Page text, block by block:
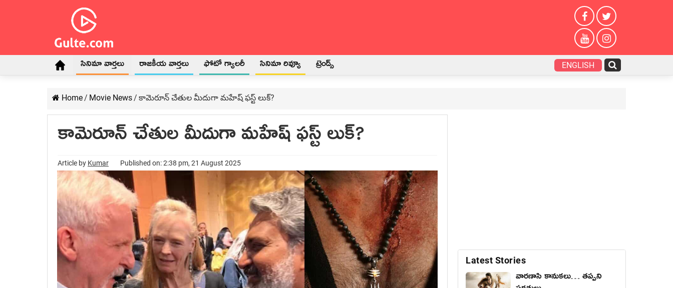
సినిమా వార్తలు రాజకీయ వార్తలు ఫోటో గ్యాలరీ సినిమా రివ్యూ ట్రెండ్స్ ENGLISH
Home/ Movie News/ కామెరూన్ చేతుల మీదుగా మహేష్ ఫస్ట్ లుక్?
కామెరూన్ చేతుల మీదుగా మహేష్ ఫస్ట్ లుక్?
Article by Kumar Published on: 2:38 pm, 21 August 2025
Latest Stories
వారణాసి కానుకలు… తప్పని